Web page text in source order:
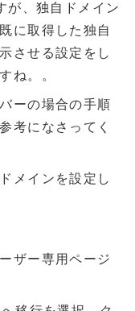
が、独自ドメイン
に取得した独自
させる設定をし
ね。。
ーの場合の手順
考になさってく
メインを設定し
ザー専用ページ